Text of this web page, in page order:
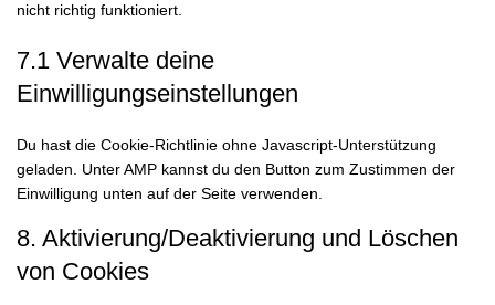
nicht richtig funktioniert.
7.1 Verwalte deine
Einwilligungseinstellungen
Du hast die Cookie-Richtlinie ohne Javascript-Unterstützung
geladen. Unter AMP kannst du den Button zum Zustimmen der
Einwilligung unten auf der Seite verwenden.
8. Aktivierung/Deaktivierung und Löschen
von Cookies